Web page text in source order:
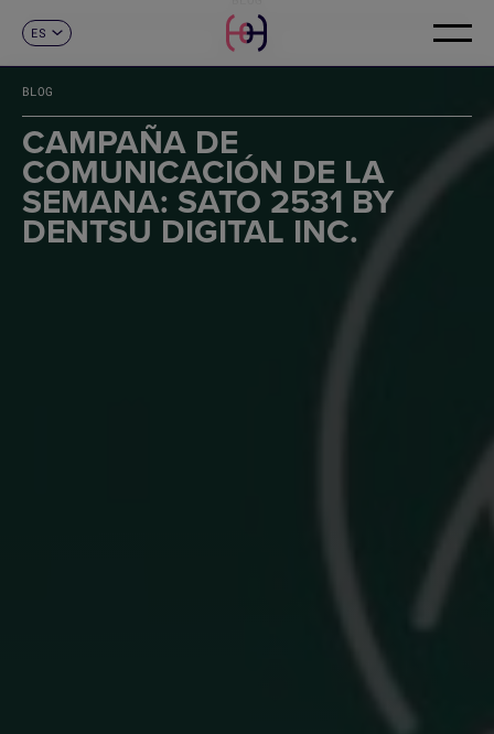
ES
FR
DE
IT
PT
CONTACTO
BLOG
CAMPAÑA DE
COMUNICACIÓN DE LA
SEMANA: SATO 2531 BY
DENTSU DIGITAL INC.